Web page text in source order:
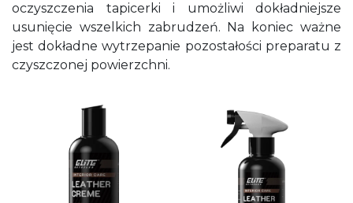
oczyszczenia tapicerki i umożliwi dokładniejsze
usunięcie wszelkich zabrudzeń. Na koniec ważne
jest dokładne wytrzepanie pozostałości preparatu z
czyszczonej powierzchni.